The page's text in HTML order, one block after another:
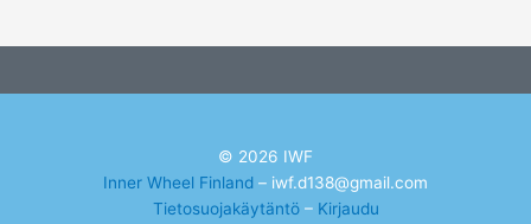
© 2026 IWF
Inner Wheel Finland – iwf.d138@gmail.com
Tietosuojakäytäntö– Kirjaudu